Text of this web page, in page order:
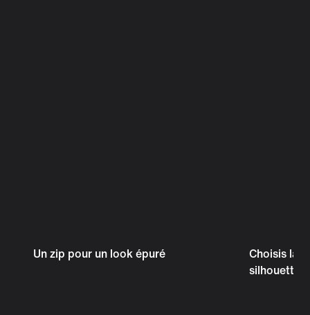
Un zip pour un look épuré
Choisis la
silhouette